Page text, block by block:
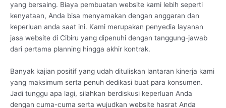
yang bersaing. Biaya pembuatan website kami lebih seperti
kenyataan, Anda bisa menyamakan dengan anggaran dan
keperluan anda saat ini. Kami merupakan penyedia layanan
jasa website di Cibiru yang dipenuhi dengan tanggung-jawab
dari pertama planning hingga akhir kontrak.
Banyak kajian positif yang udah dituliskan lantaran kinerja kami
yang maksimum serta penuh dedikasi buat para konsumen.
Jadi tunggu apa lagi, silahkan berdiskusi keperluan Anda
dengan cuma-cuma serta wujudkan website hasrat Anda